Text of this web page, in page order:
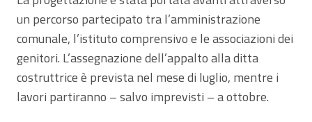
un percorso partecipato tra l’amministrazione
comunale, l’istituto comprensivo e le associazioni dei
genitori. L’assegnazione dell’appalto alla ditta
costruttrice è prevista nel mese di luglio, mentre i
lavori partiranno – salvo imprevisti – a ottobre.